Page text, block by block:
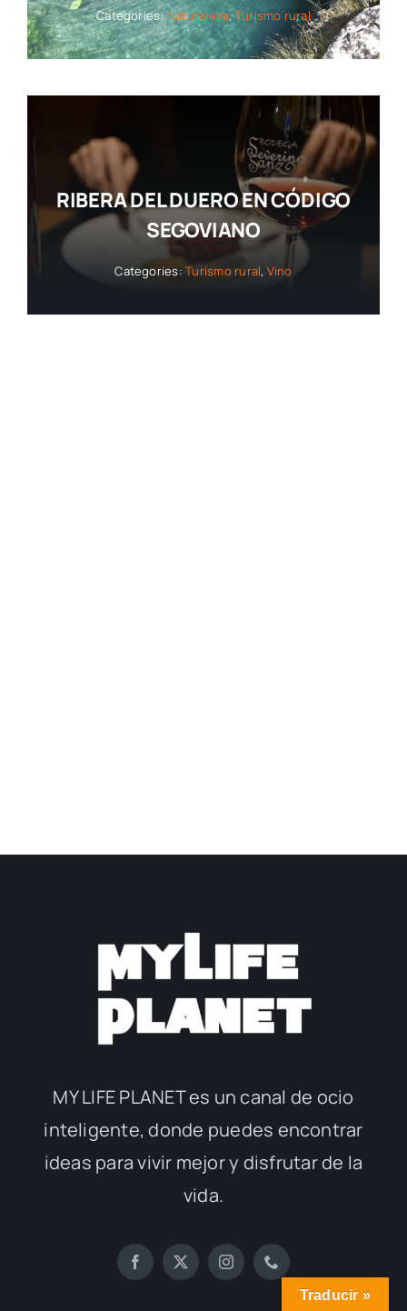
Categories:Naturaleza,Turismo rural
RIBERA DEL DUERO EN CÓDIGO
SEGOVIANO
Categories:Turismo rural, Vino
MY LIFE PLANET es un canal de ocio
inteligente, donde puedes encontrar
ideas para vivir mejor y disfrutar de la
vida.
Traducir »